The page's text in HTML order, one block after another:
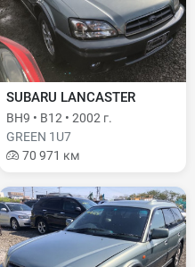
SUBARU LANCASTER
BH9 • B12 • 2002 г.
GREEN 1U7
70 971 км